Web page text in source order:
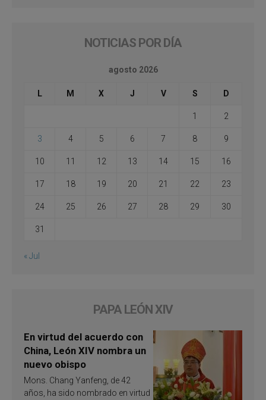
NOTICIAS POR DÍA
agosto 2026
L M X J V S D
1 2
3 4 5 6 7 8 9
10 11 12 13 14 15 16
17 18 19 20 21 22 23
24 25 26 27 28 29 30
31
« Jul
PAPA LEÓN XIV
En virtud del acuerdo con
China, León XIV nombra un
nuevo obispo
Mons. Chang Yanfeng, de 42
años, ha sido nombrado en virtud